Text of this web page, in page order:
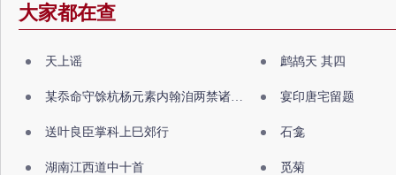
大家都在查
天上谣 鹧鸪天 其四
某忝命守馀杭杨元素内翰洎两禁诸公出祖佛寺 宴印唐宅留题
送叶良臣掌科上巳郊行 石龛
湖南江西道中十首 觅菊